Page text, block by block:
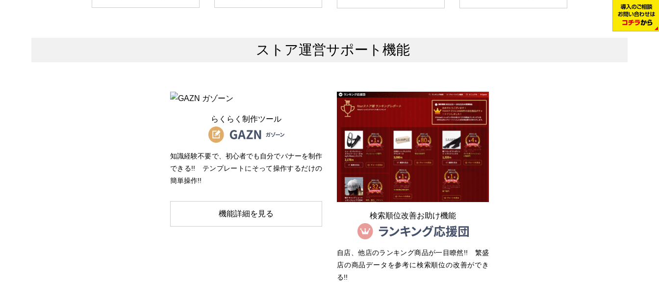
ストア運営サポート機能
らくらく制作ツール
知識経験不要で、初心者でも自分でバナーを制作
できる!! テンプレートにそって操作するだけの
簡単操作!!
機能詳細を見る 検索順位改善お助け機能
自店、他店のランキング商品が一目瞭然!! 繁盛
店の商品データを参考に検索順位の改善ができ
る!!